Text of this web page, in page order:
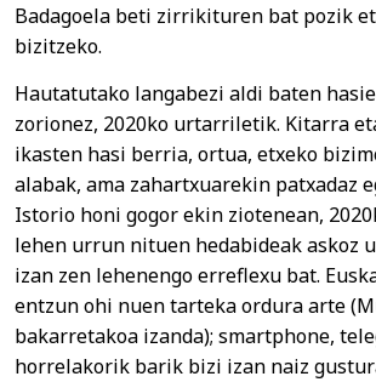
Badagoela beti zirrikituren bat pozik
bizitzeko.
Hautatutako langabezi aldi baten
zorionez, 2020ko urtarriletik. Kitarra
ikasten hasi berria, ortua, etxeko
alabak, ama zahartxuarekin patxadaz
Istorio honi gogor ekin ziotenean,
lehen urrun nituen hedabideak askoz
izan zen lehenengo erreflexu bat.
entzun ohi nuen tarteka ordura arte
bakarretakoa izanda); smartphone,
horrelakorik barik bizi izan naiz